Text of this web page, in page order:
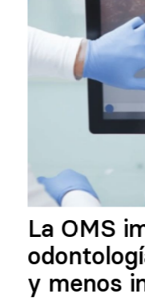
La OMS
y menos